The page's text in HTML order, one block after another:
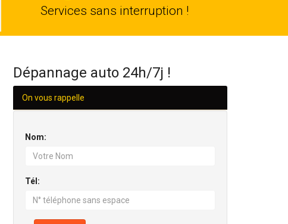
24
H/24
Services sans interruption !
Dépannage auto 24h/7j !
On vous rappelle
Nom:
Tél: